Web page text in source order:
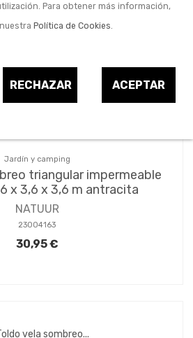
Para obtener más información,
Política de Cookies.
ACEPTAR
RECHAZAR
Jardín y camping
triangular impermeable
x 3,6 x 3,6 m antracita
NATUUR
23004163
30,95 €